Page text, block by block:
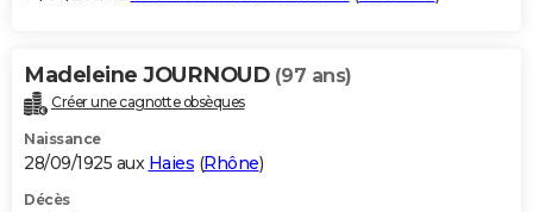
Madeleine JOURNOUD (97 ans)
Créer une cagnotte obsèques
Naissance
28/09/1925 aux Haies (Rhône)
Décès